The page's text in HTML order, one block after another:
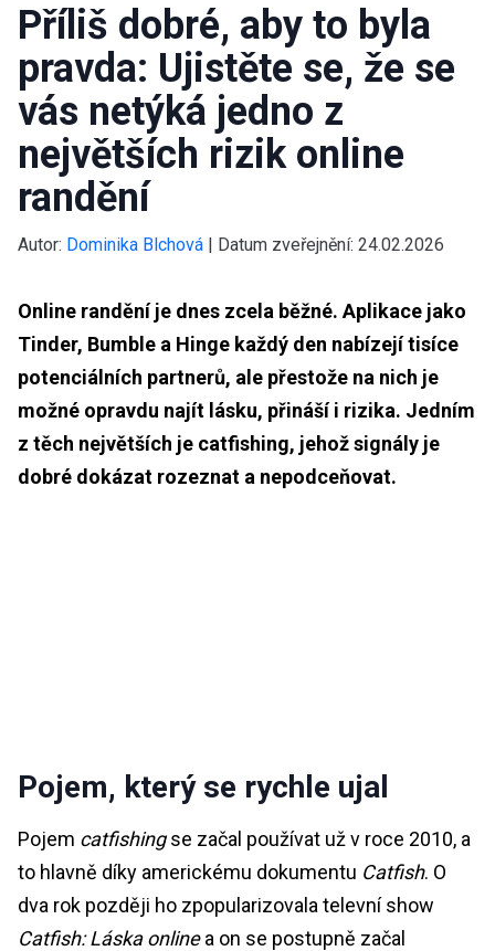
Příliš dobré, aby to byla
pravda: Ujistěte se, že se
vás netýká jedno z
největších rizik online
randění
Autor: Dominika Blchová | Datum zveřejnění: 24.02.2026
Online randění je dnes zcela běžné. Aplikace jako
Tinder, Bumble a Hinge každý den nabízejí tisíce
potenciálních partnerů, ale přestože na nich je
možné opravdu najít lásku, přináší i rizika. Jedním
z těch největších je catfishing, jehož signály je
dobré dokázat rozeznat a nepodceňovat.
Pojem, který se rychle ujal
Pojem catfishingse začal používat už v roce 2010, a
to hlavně díky americkému dokumentu Catfish. O
dva rok později ho zpopularizovala televní show
Catfish: Láska onlinea on se postupně začal